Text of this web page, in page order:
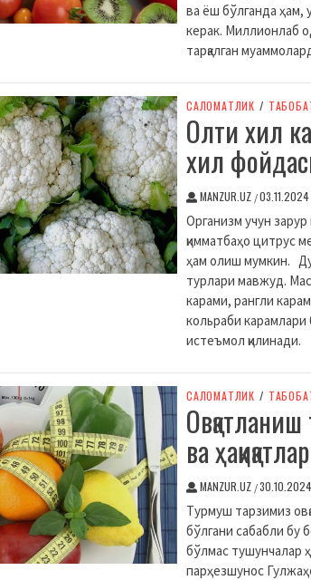
ва ёш бўлганда ҳам,
керак. Миллионлаб
тарқалган
CАЛОМАТЛИК /
Олти хил
хил
MANZUR.UZ /03.11.2024
Организм учун
қимматбаҳо цитрус
ҳам олиш мумкин.
турлари мавжуд.
карами, рангли
кольраби карамлари
истеъмол қилинади.
CАЛОМАТЛИК /
ва ҳақиқатлар
MANZUR.UZ /30.10.2024
Турмуш тарзимиз
бўлгани сабабли бу
бўлмас тушунчалар
парҳезшунос